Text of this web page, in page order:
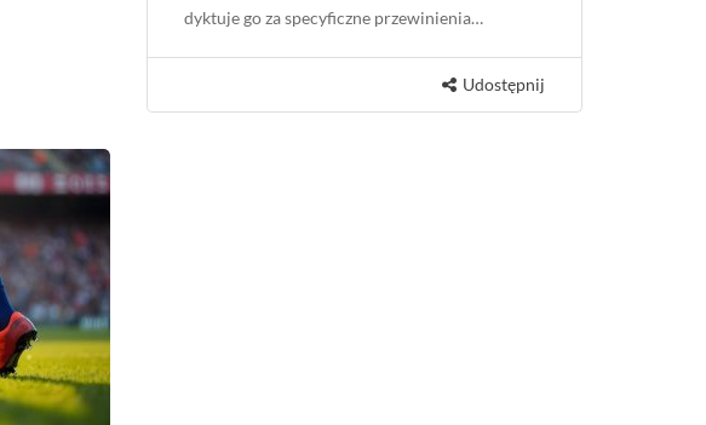
dyktuje go za specyficzne przewinienia…
Udostępnij